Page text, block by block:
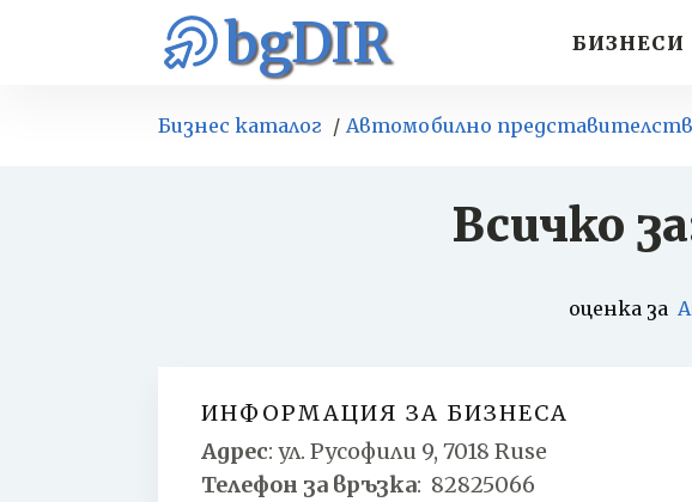
bgDIR БИЗНЕСИ
Бизнес каталог Автомобилно
Всичко
оценка за
ИНФОРМАЦИЯ ЗА БИЗНЕСА
Адрес: ул. Русофили 9, 7018 Ruse
Телефон за връзка: 82825066